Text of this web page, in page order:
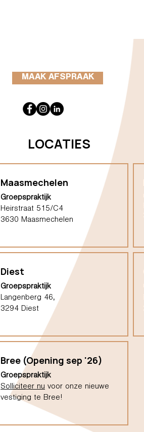
MAAK AFSPRAAK
LOCATIES
Maasmechelen
Groepspraktijk
Heirstraat 515/C4
3630 Maasmechelen
Diest
Groepspraktijk
Langenberg 46,
3294 Diest
Bree (Opening sep '26)
Groepspraktijk
Solliciteer nu voor onze nieuwe
vestiging te Bree!